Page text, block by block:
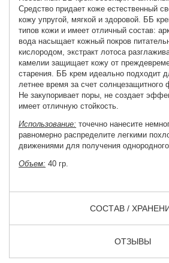
Средство придает коже естественный
кожу упругой, мягкой и здоровой. ББ
типов кожи и имеет отличный состав:
вода насыщает кожный покров
кислородом, экстракт лотоса
камелии защищает кожу от
старения. ББ крем идеально подходит
летнее время за счет солнцезащитного
Не закупоривает поры, не создает
имеет отличную стойкость.
Использование: точечно нанесите
равномерно распределите легкими
движениями для получения однородного
Объем: 40 гр.
СОСТАВ /
ОТЗЫВЫ